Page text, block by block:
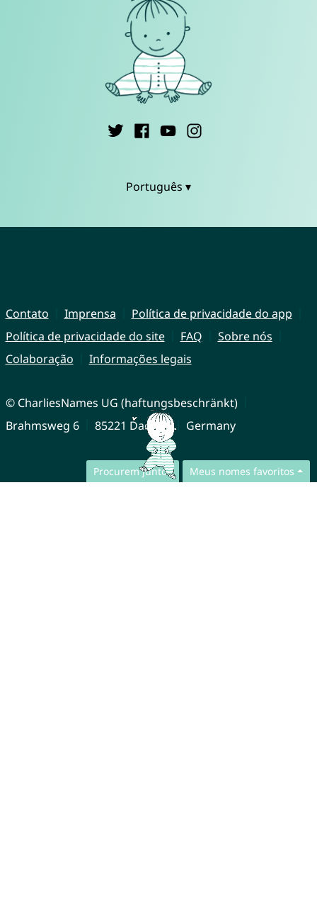
Procurem juntos Meus nomes favoritos
Português ▾
Contato Imprensa
Política de privacidade do app
Política de privacidade do site
FAQ
Sobre nós
Colaboração
Informações legais
© CharliesNames UG (haftungsbeschränkt)
Brahmsweg 6
85221 Dachau Germany